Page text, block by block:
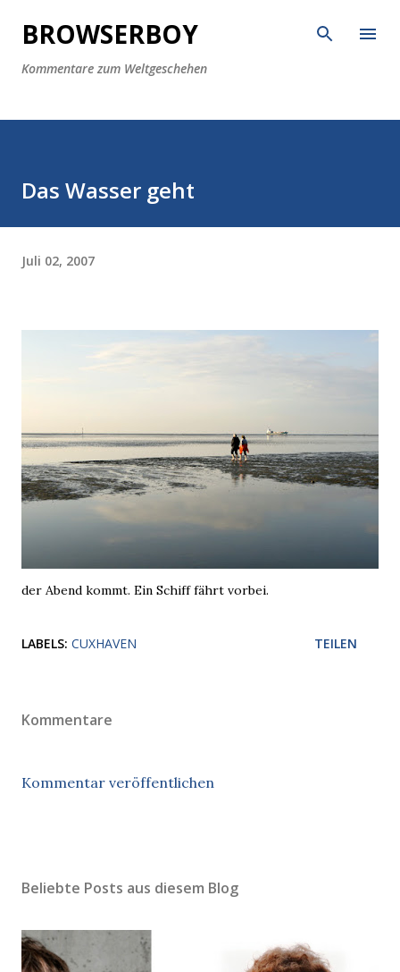
Direkt zum Hauptbereich
BROWSERBOY
Kommentare zum Weltgeschehen
Das Wasser geht
Juli 02, 2007
der Abend kommt. Ein Schiff fährt vorbei.
LABELS: CUXHAVEN TEILEN
Kommentare
Kommentar veröffentlichen
Beliebte Posts aus diesem Blog